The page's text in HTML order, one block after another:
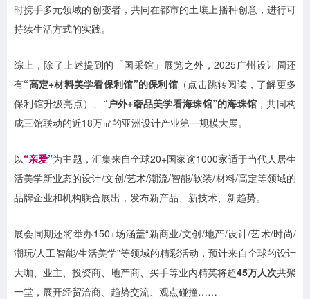
时携手多元领域的创变者，共同在都市的土壤上播种创意，进行可
持续生活方式的实践。
综上，除了上述提到的「国采馆」展览之外，2025广州设计周还
有“高定+材料美学看保利馆”的保利馆（点击跳转阅读，了解更多
保利馆升级亮点）
“户外+奢品美学看海珠馆”的海珠馆 ，共同构
成三馆联动的近18万㎡的亚洲设计产业第一规模大展。
以“亲爱”为主题，汇集来自全球20+国家逾1000家适于当代人居生
活美学新业态的设计/文创/艺术/潮流/智能/软装/材料/高定等领域的
品牌企业和机构联合展出，发布新产品、新技术、新趋势。
展会同期还将举办150+场涵盖“新商业/文创/地产/设计/艺术/时尚/
潮玩/人工智能/生活美学”等领域的精彩活动，预计来自全球的设计
大咖、业主、投资商、地产商、买手等业内精英将超45万人次共聚
一堂，展开经贸洽商、趋势交流、观点碰撞……